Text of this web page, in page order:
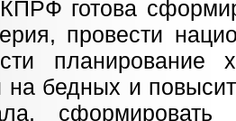
готова
провести
планирование
на бедных и